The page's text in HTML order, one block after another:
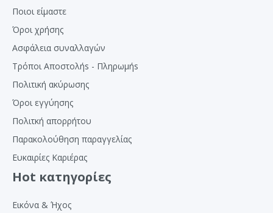
Ποιοι είμαστε
Όροι χρήσης
Ασφάλεια συναλλαγών
Τρόποι Αποστολήs - Πληρωμήs
Πολιτική ακύρωσης
Όροι εγγύησης
Πολιτκή απορρήτου
Παρακολούθηση παραγγελίας
Ευκαιρίες Καριέρας
Hot κατηγορίες
Εικόνα & Ήχος